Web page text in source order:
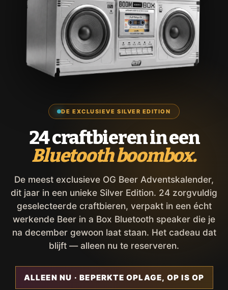
DE EXCLUSIEVE SILVER EDITION
24 craftbieren in een
Bluetooth boombox.
De meest exclusieve OG Beer Adventskalender,
dit jaar in een unieke Silver Edition. 24 zorgvuldig
geselecteerde craftbieren, verpakt in een écht
werkende Beer in a Box Bluetooth speaker die je
na december gewoon laat staan. Het cadeau dat
blijft — alleen nu te reserveren.
ALLEEN NU · BEPERKTE OPLAGE, OP IS OP